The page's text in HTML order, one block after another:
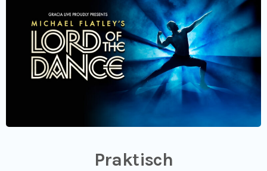
Praktisch